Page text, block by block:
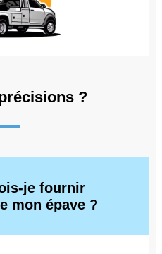
?
je fournir
mon épave ?